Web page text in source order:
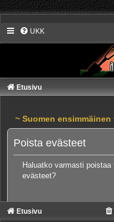
UKK
Etusivu
~ Suomen
Poista evästeet
Haluatko varmasti
evästeet?
Etusivu